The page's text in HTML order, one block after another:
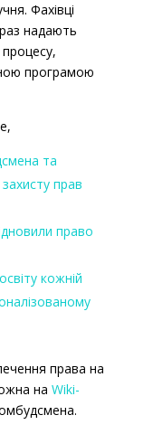
Фахівці
надають
процесу,
програмою
та
прав
право
кожній
права на
на Wiki-